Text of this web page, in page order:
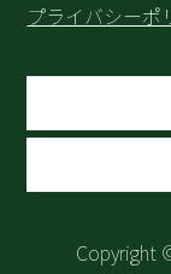
プライバシーポ
Copyright